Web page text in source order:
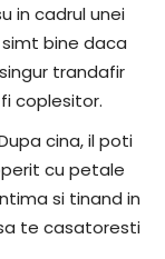
in cadrul unei
bine daca
trandafir
coplesitor.
cina, il poti
cu petale
si tinand in
te casatoresti